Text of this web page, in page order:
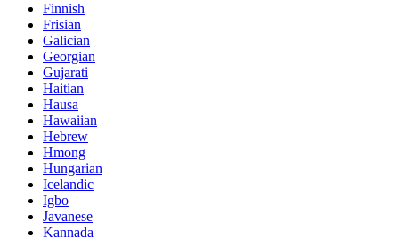
Finnish
Frisian
Galician
Georgian
Gujarati
Haitian
Hausa
Hawaiian
Hebrew
Hmong
Hungarian
Icelandic
Igbo
Javanese
Kannada